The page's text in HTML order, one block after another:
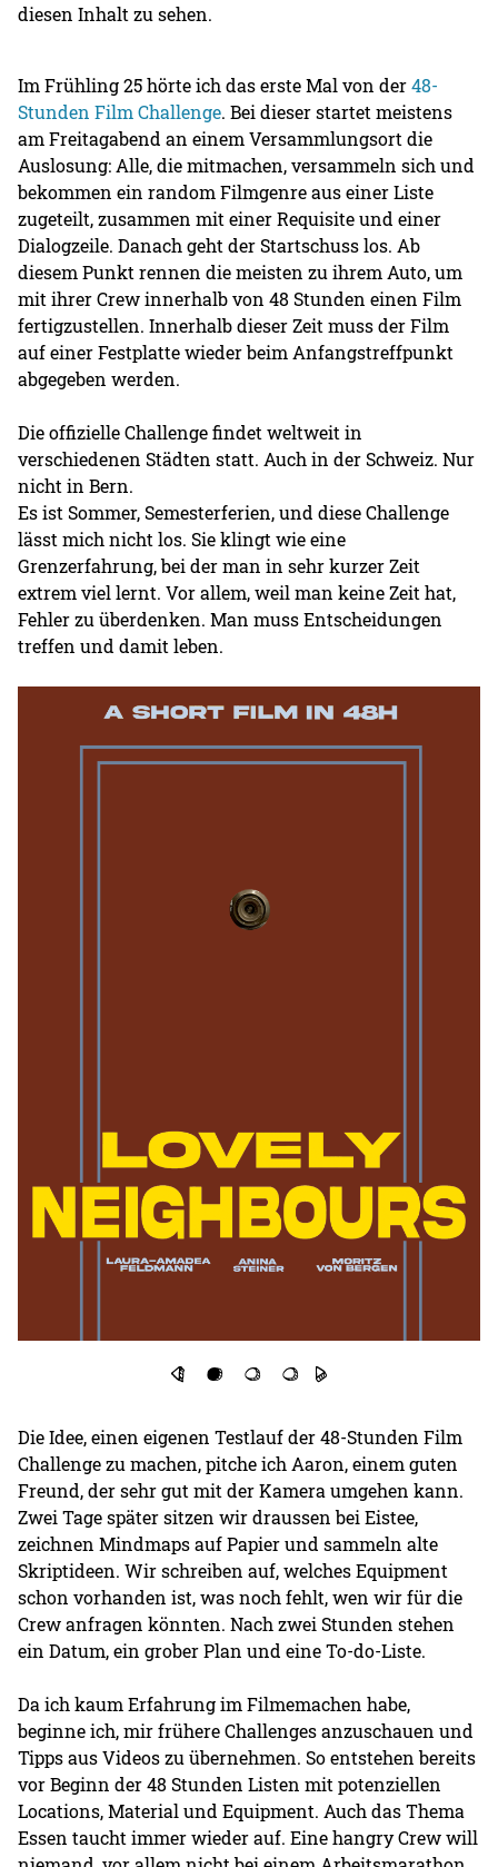
diesen Inhalt zu sehen.
Im Frühling 25 hörte ich das erste Mal von der48-
Stunden Film Challenge. Bei dieser startet meistens
am Freitagabend an einem Versammlungsort die
Auslosung: Alle, die mitmachen, versammeln sich und
bekommen ein random Filmgenre aus einer Liste
zugeteilt, zusammen mit einer Requisite und einer
Dialogzeile. Danach geht der Startschuss los. Ab
diesem Punkt rennen die meisten zu ihrem Auto, um
mit ihrer Crew innerhalb von 48 Stunden einen Film
fertigzustellen. Innerhalb dieser Zeit muss der Film
auf einer Festplatte wieder beim Anfangstreffpunkt
abgegeben werden.
Die offizielle Challenge findet weltweit in
verschiedenen Städten statt. Auch in der Schweiz. Nur
nicht in Bern.
Es ist Sommer, Semesterferien, und diese Challenge
lässt mich nicht los. Sie klingt wie eine
Grenzerfahrung, bei der man in sehr kurzer Zeit
extrem viel lernt. Vor allem, weil man keine Zeit hat,
Fehler zu überdenken. Man muss Entscheidungen
treffen und damit leben.
Die Idee, einen eigenen Testlauf der 48-Stunden Film
Challenge zu machen, pitche ich Aaron, einem guten
Freund, der sehr gut mit der Kamera umgehen kann.
Zwei Tage später sitzen wir draussen bei Eistee,
zeichnen Mindmaps auf Papier und sammeln alte
Skriptideen. Wir schreiben auf, welches Equipment
schon vorhanden ist, was noch fehlt, wen wir für die
Crew anfragen könnten. Nach zwei Stunden stehen
ein Datum, ein grober Plan und eine To-do-Liste.
Da ich kaum Erfahrung im Filmemachen habe,
beginne ich, mir frühere Challenges anzuschauen und
Tipps aus Videos zu übernehmen. So entstehen bereits
vor Beginn der 48 Stunden Listen mit potenziellen
Locations, Material und Equipment. Auch das Thema
Essen taucht immer wieder auf. Eine hangry Crew will